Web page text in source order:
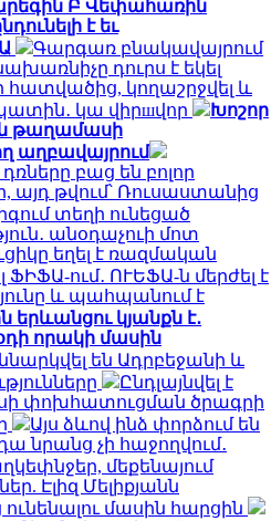
Բ Վեփահառին
է եւ
Գարգառ բնակավայրում
դուրս է եկել
կողաշրջվել և
կա վիրшվոր
Խոշոր
թաղամասի
աղբավայրում
բաց են բոլոր
այդ թվում՝ Ռուսաստանից
տեղի ունեցած
անօդաչուի մոտ
եղել է ռազմական
ում․ ՈՒԵՖԱ-ն մերժել է
և պահպանում է
երևանցու կյանքն է․
որակի մասին
են Ադրբեջանի և
Ընդլայնվել է
փոխհատուցման ծրագրի
Այս ձևով ինձ փորձում են
նրանց չի հաջողվում․
մեքենայում
Էլիզ Մելիքյանն
մասին հարցին